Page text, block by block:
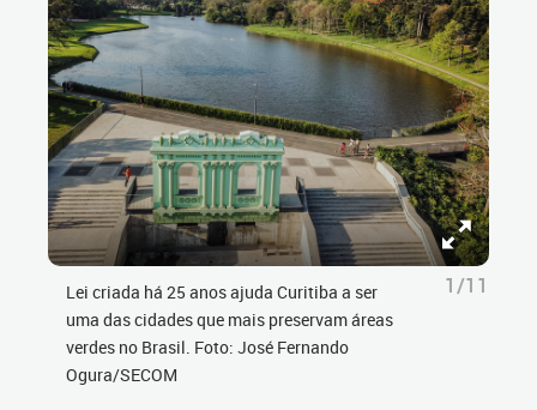
Lei criada há 25 anos ajuda Curitiba a ser
uma das cidades que mais preservam áreas
verdes no Brasil. Foto: José Fernando
Ogura/SECOM
1/11